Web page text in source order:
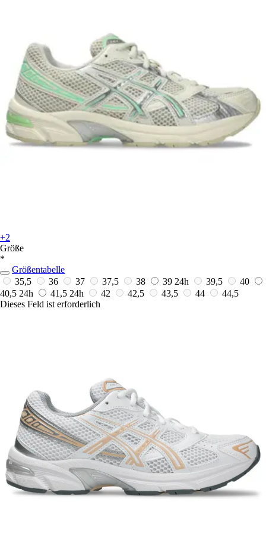
+2
Größe
*
Größentabelle
35,5
36 37 37,5 38 39 24h 39,5
40
40,5 24h 41,5 24h 42 42,5 43,5 44
44,5
Dieses Feld ist erforderlich